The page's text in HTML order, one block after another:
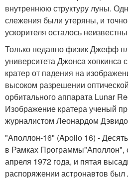
внутреннюю структуру луны.
слежения были утеряны, и
ускорителя осталось
Только недавно физик Джефф
университета Джонса хопкинса
кратер от падения на
высоком разрешении
орбитального аппарата Lunar
Изображение кратера ученый
журналистом Леонардом
"Аполлон-16" (Apollo 16) -
в Рамках Программы"Аполлон",
апреля 1972 года, и пятая
распоряжении астронавтов